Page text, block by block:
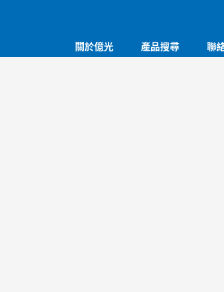
關於億光 產品搜尋 聯